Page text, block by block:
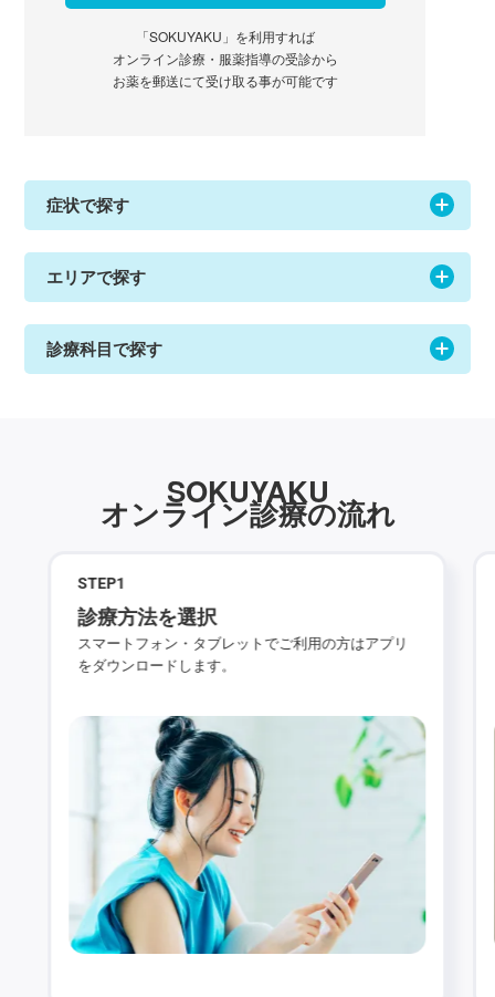
「SOKUYAKU」を利用すれば
オンライン診療・服薬指導の受診から
お薬を郵送にて受け取る事が可能です
症状で探す
エリアで探す
診療科目で探す
SOKUYAKU
オンライン診療の流れ
STEP1
診療方法を選択
スマートフォン・タブレットでご利用の方はアプリ
をダウンロードします。